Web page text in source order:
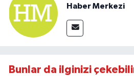
Haber Merkezi
Bunlar da ilginizi